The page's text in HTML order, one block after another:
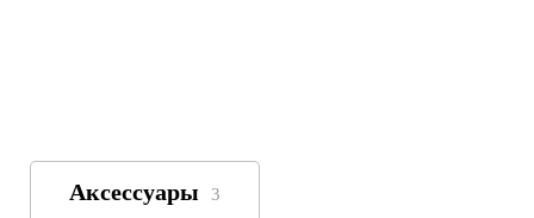
Аксессуары 3